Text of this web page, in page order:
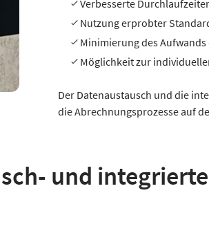
Verbesserte
Nutzung erprobter
Minimierung des
Möglichkeit zur
Der Datenaustausch und die
die Abrechnungsprozesse auf
und